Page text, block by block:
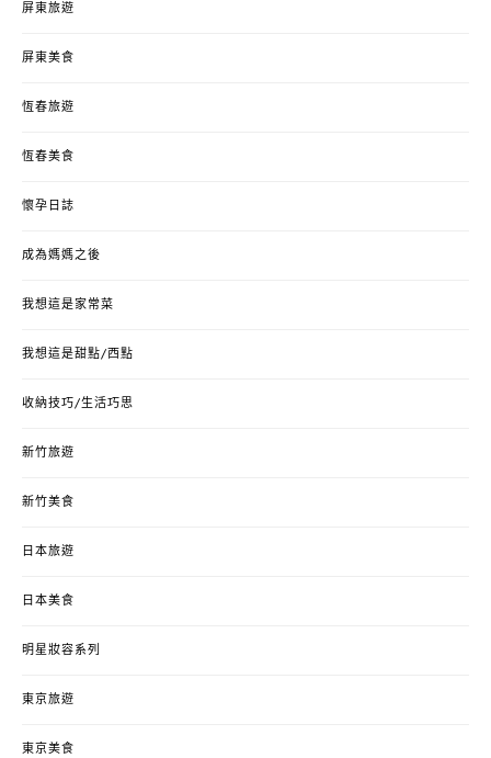
屏東旅遊
屏東美食
恆春旅遊
恆春美食
懷孕日誌
成為媽媽之後
我想這是家常菜
我想這是甜點/西點
收納技巧/生活巧思
新竹旅遊
新竹美食
日本旅遊
日本美食
明星妝容系列
東京旅遊
東京美食